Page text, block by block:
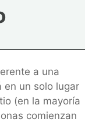
a una
en un solo lugar
(en la mayoría
comienzan